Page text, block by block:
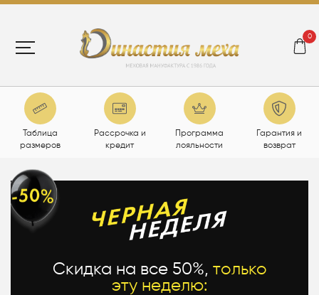
0
Таблица
размеров
Рассрочка и
кредит
Программа
лояльности
Гарантия и
возврат
Скидка на все 50%, только
эту неделю: